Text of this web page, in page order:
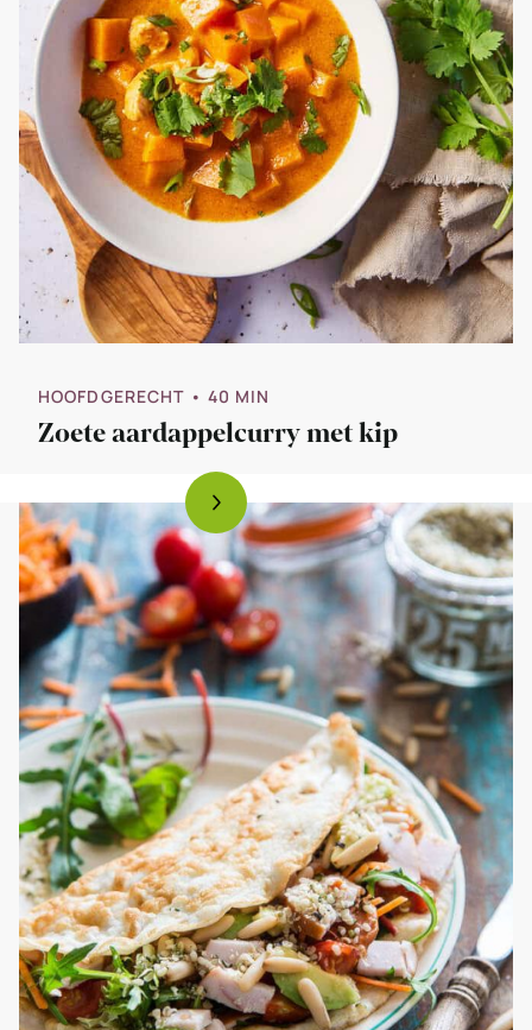
HOOFDGERECHT • 40 MIN
Zoete aardappelcurry met kip